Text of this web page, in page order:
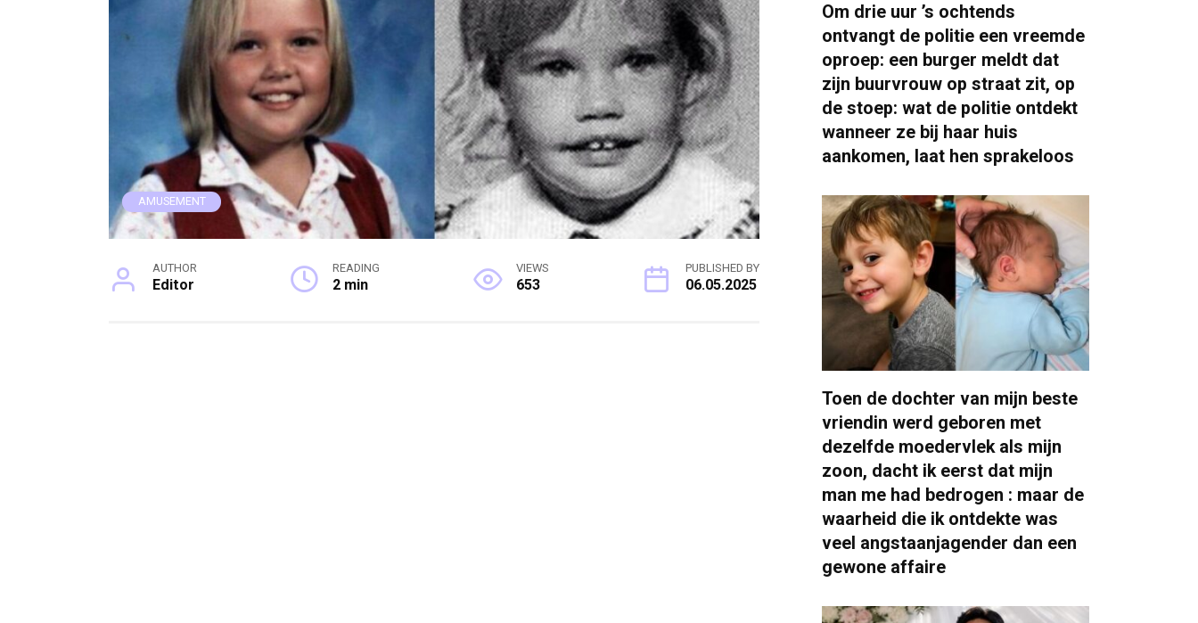
AMUSEMENT
AUTHOR
Editor
READING
2 min
VIEWS
653
PUBLISHED BY
06.05.2025
Om drie uur ’s ochtends
ontvangt de politie een vreemde
oproep: een burger meldt dat
zijn buurvrouw op straat zit, op
de stoep: wat de politie ontdekt
wanneer ze bij haar huis
aankomen, laat hen sprakeloos
Toen de dochter van mijn beste
vriendin werd geboren met
dezelfde moedervlek als mijn
zoon, dacht ik eerst dat mijn
man me had bedrogen : maar de
waarheid die ik ontdekte was
veel angstaanjagender dan een
gewone affaire